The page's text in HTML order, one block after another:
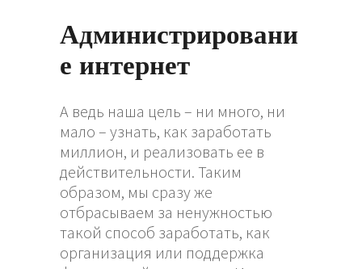
Администрировани
е интернет
А ведь наша цель – ни много, ни
мало – узнать, как заработать
миллион, и реализовать ее в
действительности. Таким
образом, мы сразу же
отбрасываем за ненужностью
такой способ заработать, как
организация или поддержка